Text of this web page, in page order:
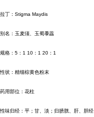
拉丁： Stigma Maydis
别名：玉麦须、玉蜀黍蕊
规格： 5 ： 1 10 ： 1 20 ： 1
性状：精细棕黄色粉末
药用部位：花柱
性味归经：平；甘、淡；归膀胱、肝、胆经